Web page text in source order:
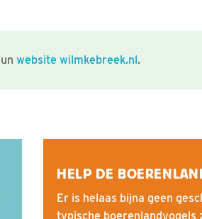
website wilmkebreek.nl.
HELP DE
Er is helaas bijna geen
typische